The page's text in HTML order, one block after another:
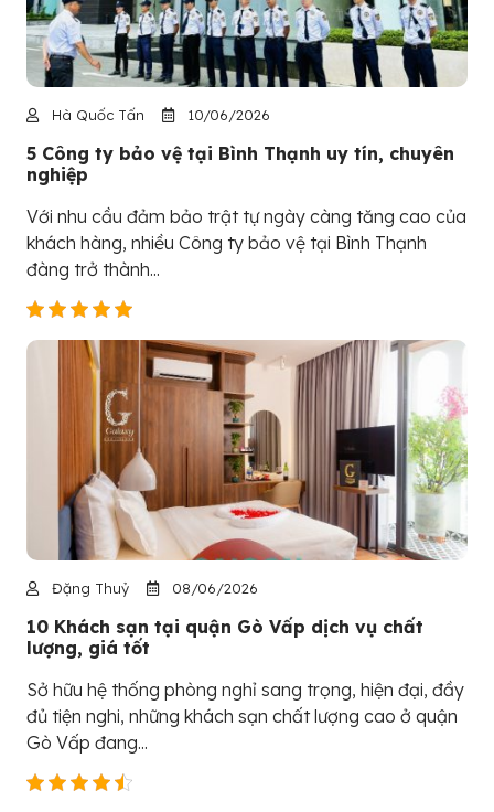
Hà Quốc Tấn 10/06/2026
5 Công ty bảo vệ tại Bình Thạnh uy tín, chuyên
nghiệp
Với nhu cầu đảm bảo trật tự ngày càng tăng cao của
khách hàng, nhiều Công ty bảo vệ tại Bình Thạnh
đàng trở thành...
Đặng Thuỷ 08/06/2026
10 Khách sạn tại quận Gò Vấp dịch vụ chất
lượng, giá tốt
Sở hữu hệ thống phòng nghỉ sang trọng, hiện đại, đầy
đủ tiện nghi, những khách sạn chất lượng cao ở quận
Gò Vấp đang...